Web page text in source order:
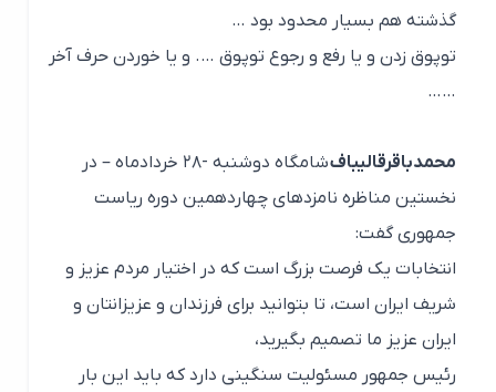
گذشته هم بسیار محدود بود …
توپوق زدن و یا رفع و رجوع توپوق …. و یا خوردن حرف آخر
محمدباقرقالیباف
شامگاه دوشنبه -۲۸ خردادماه – در
نخستین مناظره نامزدهای چهاردهمین دوره ریاست
جمهوری گفت:
انتخابات یک فرصت بزرگ است که در اختیار مردم عزیز و
شریف ایران است، تا بتوانید برای فرزندان و عزیزانتان و
ایران عزیز ما تصمیم بگیرید،
رئیس جمهور مسئولیت سنگینی دارد که باید این بار